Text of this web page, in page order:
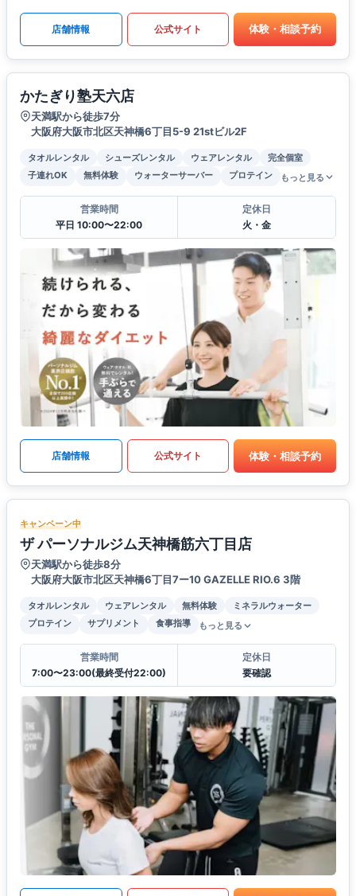
店舗情報 公式サイト 体験・相談予約
かたぎり塾天六店
天満駅から徒歩7分
大阪府大阪市北区天神橋6丁目5-9 21stビル2F
タオルレンタル シューズレンタル ウェアレンタル
完全個室
子連れOK
無料体験 ウォーターサーバー プロテイン もっと見る
営業時間
平日 10:00〜22:00
定休日
火・金
店舗情報 公式サイト 体験・相談予約
キャンペーン中
ザ パーソナルジム天神橋筋六丁目店
天満駅から徒歩8分
大阪府大阪市北区天神橋6丁目7ー10 GAZELLE RIO.6 3階
タオルレンタル ウェアレンタル 無料体験
ミネラルウォーター
プロテイン
サプリメント 食事指導 もっと見る
営業時間
7:00〜23:00(最終受付22:00)
定休日
要確認